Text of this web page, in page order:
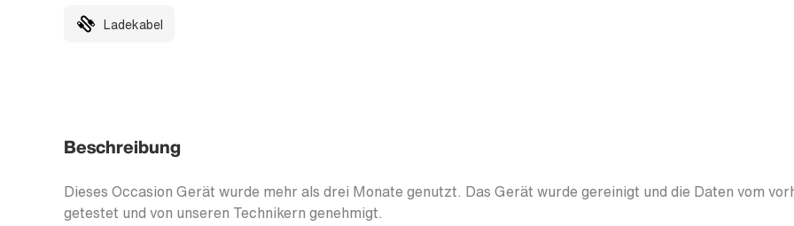
Ladekabel
Beschreibung
Dieses Occasion Gerät wurde mehr als drei Monate genutzt. Das Gerät wurde gereinigt und die Daten vom
getestet und von unseren Technikern genehmigt.